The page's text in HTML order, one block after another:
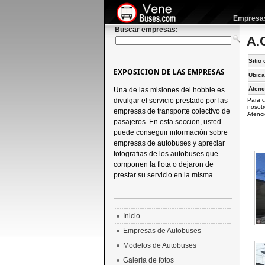
Buscar empresas:
Sitio
Para
EXPOSICION DE LAS EMPRESAS
Una de las misiones del hobbie es
divulgar el servicio prestado por las
empresas de transporte colectivo de
pasajeros. En esta seccion, usted
puede conseguir información sobre
empresas de autobuses y apreciar
fotografias de los autobuses que
componen la flota o dejaron de
prestar su servicio en la misma.
Inicio
Empresas de Autobuses
Modelos de Autobuses
Galería de fotos